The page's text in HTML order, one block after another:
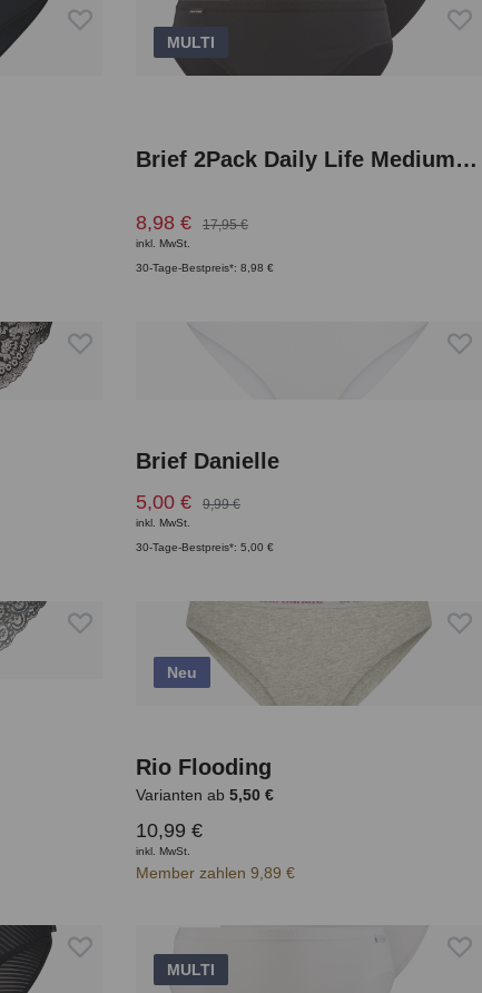
MULTI
Brief 2Pack Daily Life Medium Rise
8,98 € 17,95 €
inkl. MwSt.
30-Tage-Bestpreis*: 8,98 €
Brief Danielle
5,00 € 9,99 €
inkl. MwSt.
30-Tage-Bestpreis*: 5,00 €
Neu
Rio Flooding
Varianten ab 5,50 €
10,99 €
inkl. MwSt.
Member zahlen 9,89 €
MULTI